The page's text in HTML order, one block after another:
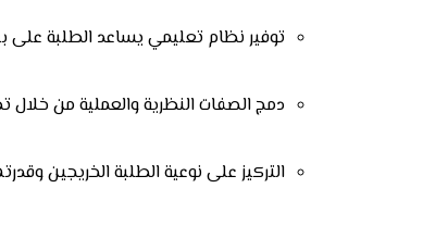
توفير نظام تعليمي يساعد الطلبة على
دمج الصفات النظرية والعملية من خلال
التركيز على نوعية الطلبة الخريجين